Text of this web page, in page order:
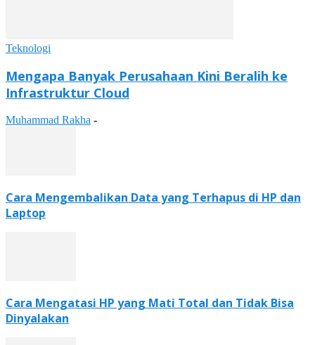
Teknologi
Mengapa Banyak Perusahaan Kini Beralih ke
Infrastruktur Cloud
Muhammad Rakha -
Cara Mengembalikan Data yang Terhapus di HP dan
Laptop
Cara Mengatasi HP yang Mati Total dan Tidak Bisa
Dinyalakan